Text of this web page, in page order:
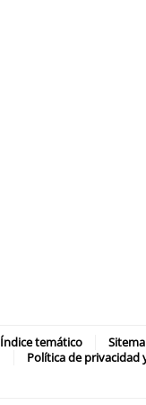
Índice temático
Política de privacidad